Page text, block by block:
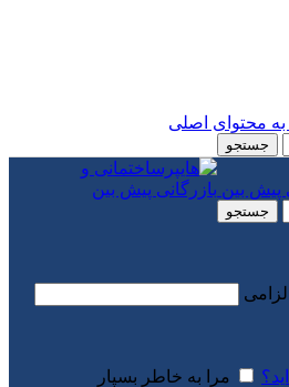
محتوای اصلی
جستجو
جستجو
الزامی
مرا به خاطر بسپار